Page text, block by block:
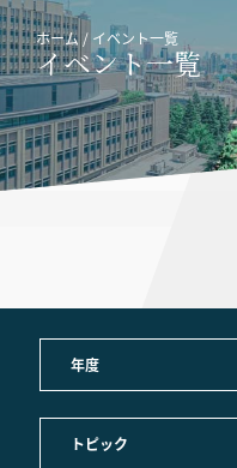
ホーム イベント一覧
イベント一覧
年度
トピック